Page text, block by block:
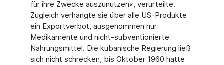
für ihre Zwecke auszunutzen«, verurteilte.
Zugleich verhängte sie über alle US-Produkte
ein Exportverbot, ausgenommen nur
Medikamente und nicht-subventionierte
Nahrungsmittel. Die kubanische Regierung ließ
sich nicht schrecken, bis Oktober 1960 hatte